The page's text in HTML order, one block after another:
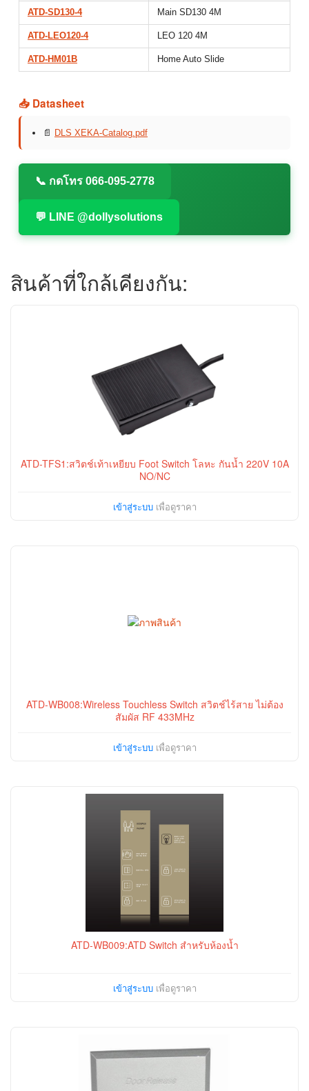
ATD-SD130-4 Main SD130 4M
ATD-LEO120-4 LEO 120 4M
ATD-HM01B Home Auto Slide
📥 Datasheet
📄 DLS XEKA-Catalog.pdf
📞 กดโทร 066-095-2778
💬 LINE @dollysolutions
สินค้าที่ใกล้เคียงกัน:
ATD-TFS1:สวิตช์เท้าเหยียบ Foot Switch โลหะ กันน้ำ 220V 10A
NO/NC
เข้าสู่ระบบเพื่อดูราคา
ATD-WB008:Wireless Touchless Switch สวิตช์ไร้สาย ไม่ต้อง
สัมผัส RF 433MHz
เข้าสู่ระบบเพื่อดูราคา
ATD-WB009:ATD Switch สำหรับห้องน้ำ
เข้าสู่ระบบเพื่อดูราคา